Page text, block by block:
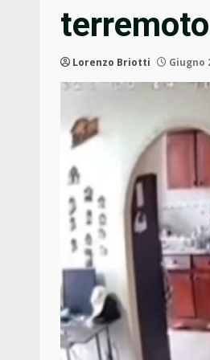
Lorenzo Briotti Giugno